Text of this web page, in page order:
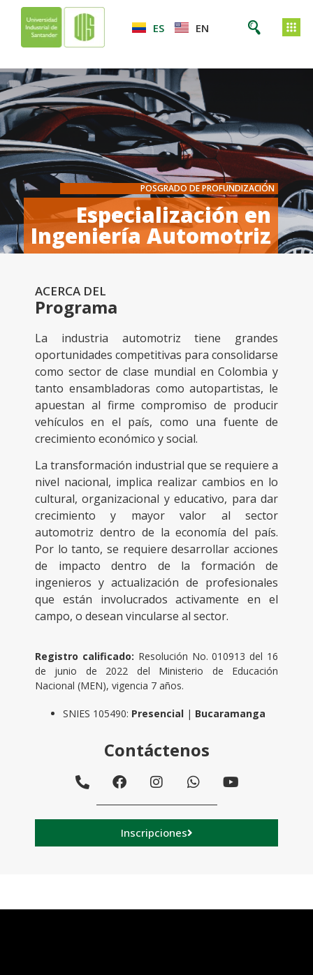
ES EN
POSGRADO DE PROFUNDIZACIÓN
Especialización en
Ingeniería Automotriz
ACERCA DEL
Programa
La industria automotriz tiene grandes
oportunidades competitivas para consolidarse
como sector de clase mundial en Colombia y
tanto ensambladoras como autopartistas, le
apuestan al firme compromiso de producir
vehículos en el país, como una fuente de
crecimiento económico y social.
La transformación industrial que se requiere a
nivel nacional, implica realizar cambios en lo
cultural, organizacional y educativo, para dar
crecimiento y mayor valor al sector
automotriz dentro de la economía del país.
Por lo tanto, se requiere desarrollar acciones
de impacto dentro de la formación de
ingenieros y actualización de profesionales
que están involucrados activamente en el
campo, o desean vincularse al sector.
Registro calificado: Resolución No. 010913 del 16
de junio de 2022 del Ministerio de Educación
Nacional (MEN), vigencia 7 años.
SNIES 105490: Presencial | Bucaramanga
Contáctenos
Inscripciones